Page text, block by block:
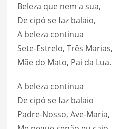
Beleza que nem a sua,
De cipó se faz balaio,
A beleza continua
Sete-Estrelo, Três Marias,
Mãe do Mato, Pai da Lua.
A beleza continua
De cipó se faz balaio
Padre-Nosso, Ave-Maria,